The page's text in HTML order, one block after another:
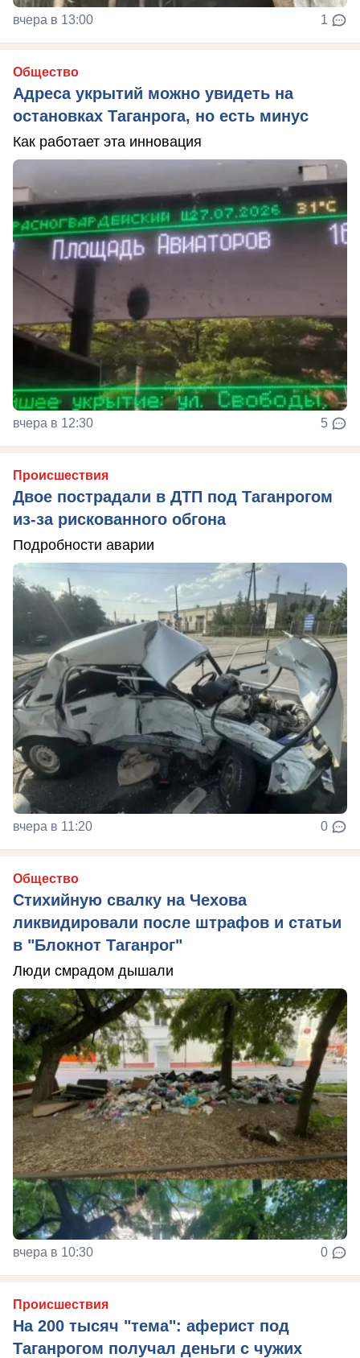
вчера в 13:00 1
Общество
Адреса укрытий можно увидеть на
остановках Таганрога, но есть минус
Как работает эта инновация
вчера в 12:30 5
Происшествия
Двое пострадали в ДТП под Таганрогом
из-за рискованного обгона
Подробности аварии
вчера в 11:20 0
Общество
Стихийную свалку на Чехова
ликвидировали после штрафов и статьи
в "Блокнот Таганрог"
Люди смрадом дышали
вчера в 10:30 0
Происшествия
На 200 тысяч "тема": аферист под
Таганрогом получал деньги с чужих